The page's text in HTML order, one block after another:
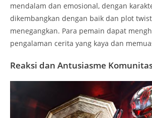
mendalam dan emosional, dengan
dikembangkan dengan baik dan plot
menegangkan. Para pemain dapat
pengalaman cerita yang kaya dan
Reaksi dan Antusiasme